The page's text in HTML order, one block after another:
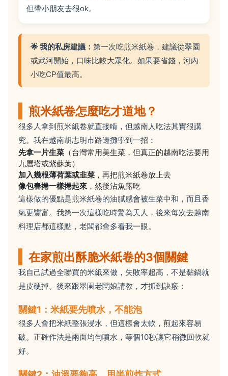
但帶小朋友去很ok。
🌟 我的私房建議： 第一次吃煎米紙卷，建議從翠園
或武河開始，口味比較大眾化。如果要省錢，河內
小吃CP值最高。
煎米紙卷怎麼吃才道地？
很多人拿到煎米紙卷就直接啃，但越南人吃法其實很講
究。我在越南胡志明市路邊攤學到一招：
先拿一片生菜 （台灣常用美生菜，但真正的越南吃法要用
九層塔或紫蘇葉）
加入幾根薄荷葉或韭菜 ，再把煎米紙卷放上去
像包春捲一樣捲起來 ，然後沾魚露吃
這樣做的優點是煎米紙卷的油膩感會被生菜中和，而且香
氣更豐富。我第一次這樣吃時驚為天人，後來每次去越南
料理店都這樣點，老闆都會多看我一眼。
在家煎出酥脆米紙卷的3個關鍵
我自己試過全聯買的米紙來做，失敗率超高，不是黏鍋就
是皮硬掉。後來跟翠園老闆娘請教，才抓到訣竅：
關鍵1：米紙要先噴水，不能泡
很多人會把米紙整張浸水，但這樣會太軟，煎起來容易
破。正確作法是兩面均勻噴水，等個10秒讓它稍微回軟就
好。